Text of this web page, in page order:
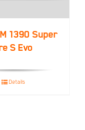
1390 Super
S Evo
Details